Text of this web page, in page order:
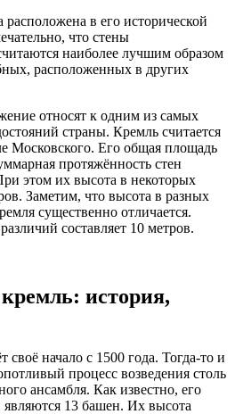
расположена в его исторической
что стены
наиболее лучшим образом
расположенных в других
относят к одним из самых
страны. Кремль считается
Московского. Его общая площадь
протяжённость стен
этом их высота в некоторых
Заметим, что высота в разных
существенно отличается.
составляет 10 метров.
история,
своё начало с 1500 года. Тогда-то и
процесс возведения столь
ансамбля. Как известно, его
13 башен. Их высота